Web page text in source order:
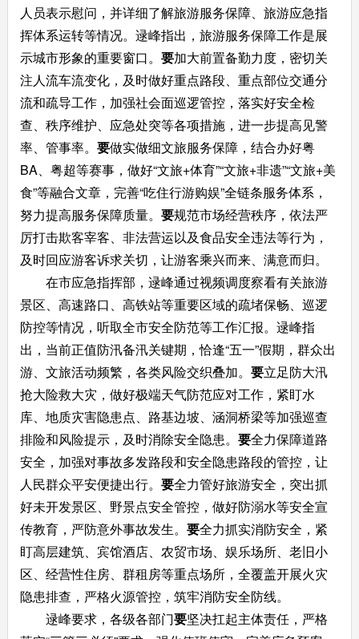
人员表示慰问，并详细了解旅游服务保障、旅游应急指
挥体系运转等情况。逯峰指出 ， 旅游服务保障工作是展
示城市形象的重要窗口。 要加大前置备勤力度， 密切关
注人流车流变化， 及时做好重点路段、重点部位交通分
流和疏导工作， 加强社会面巡逻管控， 落实好安全检
查、秩序维护、应急处突等各项措施，进一步提高见警
率、管事率。 要做实做细文旅服务保障， 结合办好粤
BA 、粤超等赛事，做好“文旅+体育”“文旅+非遗”“文旅+美
食”等融合文章， 完善“吃住行游购娱”全链条服务体系，
努力提高服务保障质量。 要规范市场经营秩序，依法严
厉打击欺客宰客、非法营运以及食品安全违法等行为，
及时回应游客诉求关切， 让游客乘兴而来、满意而归。
在市应急指挥部，逯峰通过视频调度察看有关旅游
景区 、高速路口 、高铁站等重要区域的疏堵保畅、巡逻
防控等情况，听取全市安全防范等工作汇报。逯峰指
出，当前正值防汛备汛关键期，恰逢“五一”假期， 群众出
游、文旅活动频繁，各类风险交织叠加。 要立足防大汛
抢大险救大灾，做好极端天气防范应对工作，紧盯水
库、地质灾害隐患点、 路基边坡、涵洞桥梁等加强巡查
排险和风险提示，及时消除安全隐患。 要全力保障道路
安全，加强对事故多发路段和安全隐患路段的管控，让
人民群众平安便捷出行。 要全力管好旅游安全，突出抓
好未开发景区、野景点安全管控，做好防溺水等安全宣
传教育，严防意外事故发生。 要全力抓实消防安全，紧
盯高层建筑、宾馆酒店、农贸市场、娱乐场所、老旧小
区、经营性住房、群租房等重点场所，全覆盖开展火灾
隐患排查， 严格火源管控，筑牢消防安全防线。
逯峰要求，各级各部门要坚决扛起主体责任，严格